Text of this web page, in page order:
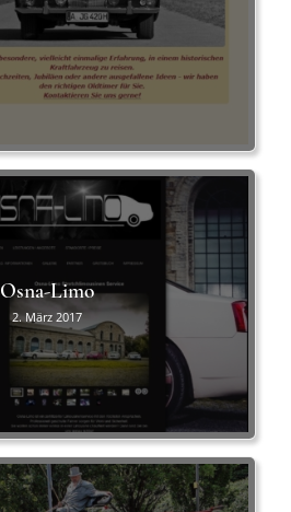
Osna-Limo
2. März 2017